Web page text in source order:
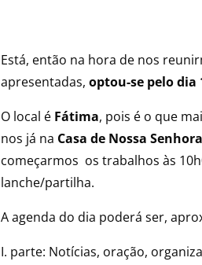
Está, então na hora de nos
apresentadas,optou-se pelo dia
O local é Fátima, pois é o que
nos já na Casa de Nossa
começarmos os trabalhos às
lanche/partilha.
A agenda do dia poderá ser,
I. parte: Notícias, oração,